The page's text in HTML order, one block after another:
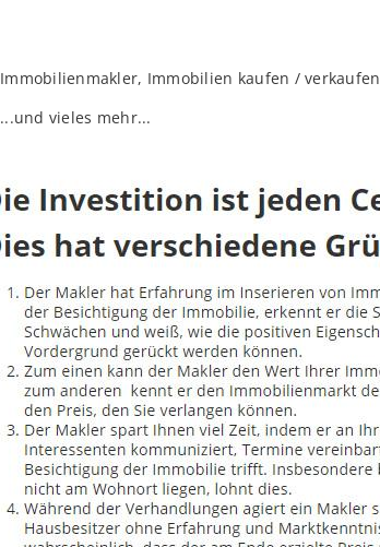
Immobilienmakler, Immobilien kaufen / verkaufen
...und vieles mehr...